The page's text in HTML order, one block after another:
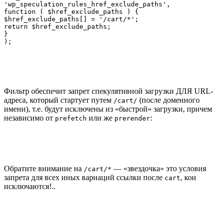
'wp_speculation_rules_href_exclude_paths',
function ( $href_exclude_paths ) {
$href_exclude_paths[] = '/cart/*';
return $href_exclude_paths;
}
);
Фильтр обеспечит запрет спекулятивной загрузки ДЛЯ URL-
адреса, который стартует путем /cart/ (после доменного
имени), т.е. будут исключены из «быстрой» загрузки, причем
независимо от prefetch или же prerender:
Обратите внимание на /cart/* — «звездочка» это условия
запрета для всех иных вариаций ссылки после cart, кои
исключаются!..